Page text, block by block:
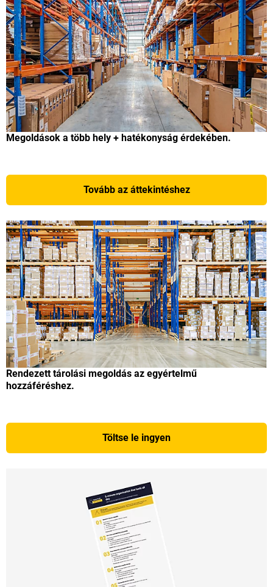
Megoldások a több hely + hatékonyság érdekében.
Tovább az áttekintéshez
Rendezett tárolási megoldás az egyértelmű
hozzáféréshez.
Töltse le ingyen